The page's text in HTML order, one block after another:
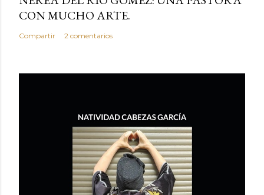
CON MUCHO ARTE.
Compartir 2 comentarios